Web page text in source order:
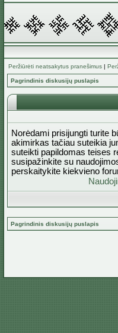
Peržiūrėti neatsakytus pranešimus |
Pagrindinis diskusijų puslapis
Norėdami prisijungti turite
akimirkas tačiau suteikia
suteikti papildomas teises
susipažinkite su
perskaitykite kiekvieno
Pagrindinis diskusijų puslapis